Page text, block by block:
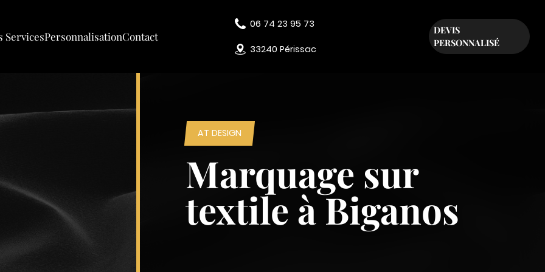
ServicesPersonnalisationContact
06 74 23 95 73
33240 Périssac
DEVIS
PERSONNALISÉ
AT DESIGN
Marquage sur
textile à Biganos